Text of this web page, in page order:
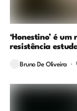
‘Honestino’ é
resistência
Bruno De Oliveira